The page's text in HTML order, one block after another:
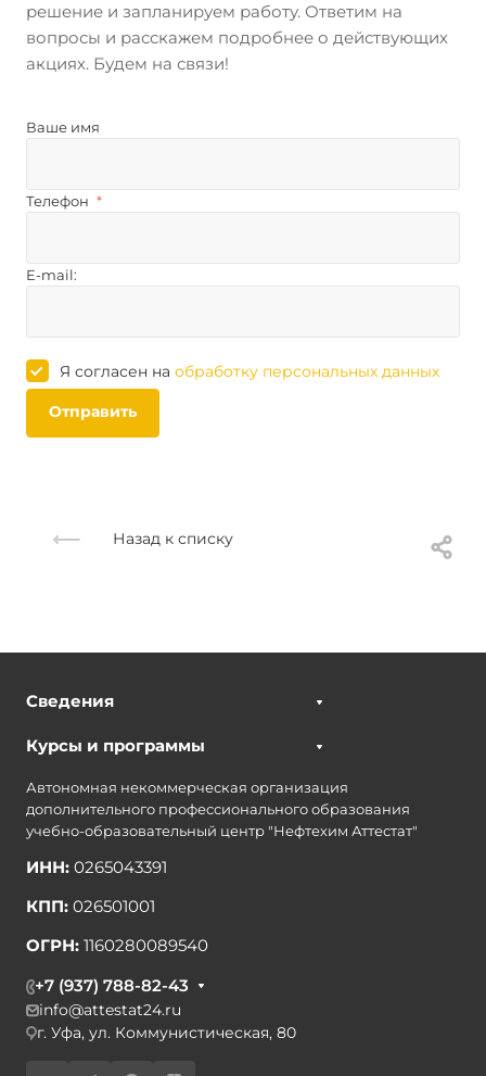
решение и запланируем работу. Ответим на
вопросы и расскажем подробнее о действующих
акциях. Будем на связи!
Ваше имя
Телефон *
E-mail:
Я согласен на обработку персональных данных
Отправить
Назад к списку
Сведения
Курсы и программы
Автономная некоммерческая организация
дополнительного профессионального образования
учебно-образовательный центр "Нефтехим Аттестат"
ИНН: 0265043391
КПП: 026501001
ОГРН: 1160280089540
+7 (937) 788-82-43
info@attestat24.ru
г. Уфа, ул. Коммунистическая, 80